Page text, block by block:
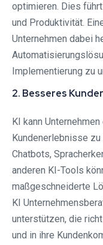
optimieren. Dies
und Produktivität.
Unternehmen dabei
Implementierung zu
2. Besseres
KI kann
Kundenerlebnisse
Chatbots,
anderen KI-Tools
maßgeschneiderte
KI
unterstützen, die
und in ihre